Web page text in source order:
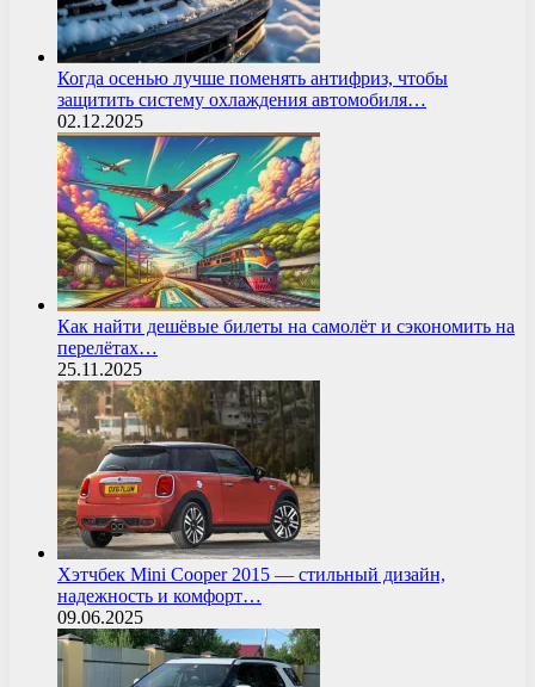
Когда осенью лучше поменять антифриз, чтобы
защитить систему охлаждения автомобиля…
02.12.2025
Как найти дешёвые билеты на самолёт и сэкономить на
перелётах…
25.11.2025
Хэтчбек Mini Cooper 2015 — стильный дизайн,
надежность и комфорт…
09.06.2025